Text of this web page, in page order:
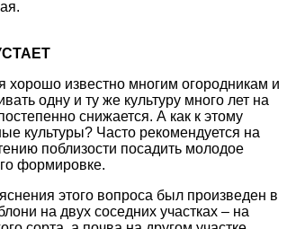
хорошо известно многим огородникам и
одну и ту же культуру много лет на
снижается. А как к этому
культуры? Часто рекомендуется на
поблизости посадить молодое
формировке.
этого вопроса был произведен в
на двух соседних участках – на